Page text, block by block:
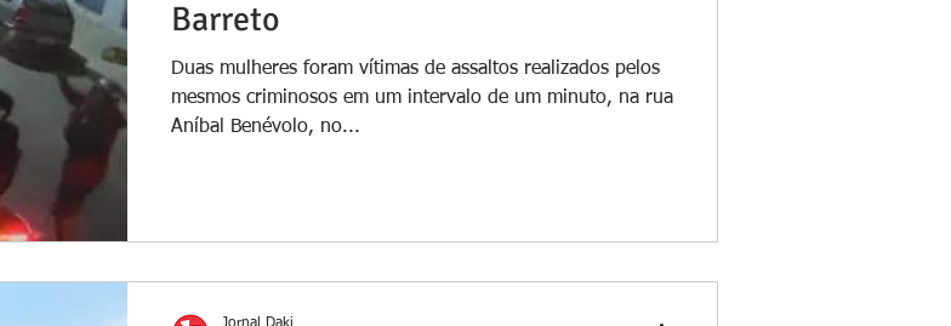
Barreto
Duas mulheres foram vítimas de assaltos realizados pelos
mesmos criminosos em um intervalo de um minuto, na rua
Aníbal Benévolo, no...
Jornal Daki